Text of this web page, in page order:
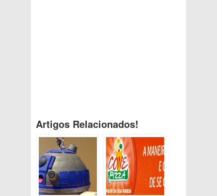
Artigos Relacionados!